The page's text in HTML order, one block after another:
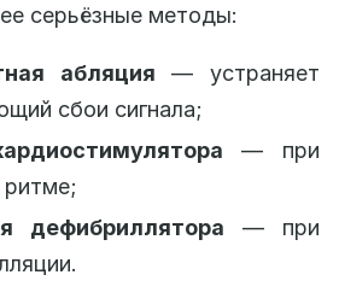
серьёзные методы:
абляция — устраняет
сбои сигнала;
— при
дефибриллятора — при